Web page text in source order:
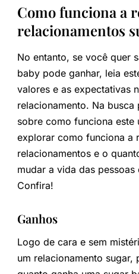
Como funciona a
relacionamentos
No entanto, se você quer
baby pode ganhar, leia
valores e as expectativas
relacionamento. Na
sobre como funciona este
explorar como funciona a
relacionamentos e o
mudar a vida das
Confira!
Ganhos
Logo de cara e sem
um relacionamento sugar,